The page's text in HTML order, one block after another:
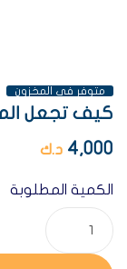
متوفر فى المخزون
كيف تجعل
4,000 د.ك
الكمية المطلوبة